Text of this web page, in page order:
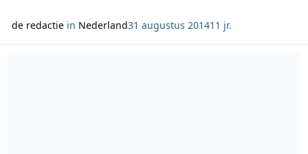
de redactiein Nederland31 augustus 201411 jr.